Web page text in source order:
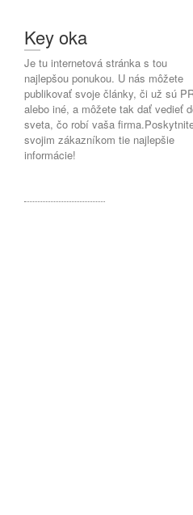
Key oka
Je tu internetová stránka s tou
najlepšou ponukou. U nás môžete
publikovať svoje články, či už sú
alebo iné, a môžete tak dať vedieť
sveta, čo robí vaša
svojim zákazníkom tie najlepšie
informácie!